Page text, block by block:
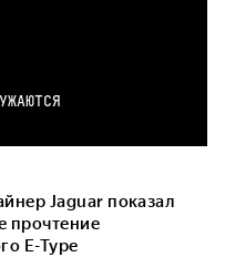
Jaguar показал
прочтение
E-Type